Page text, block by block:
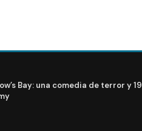
Bay: una comedia de terror y 19